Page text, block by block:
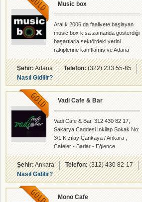
Music box
Aralık 2006 da faaliyete başlayan
music box kısa zamanda gösterdiği
başarılarla sektördeki yerini
rakiplerine kanıtlamış ve Adana
halkının gözde mekanları arasına
girmeyi başarmıştır. Gündüz 12.00
ile gece 03.00 saatleri arası hizmet
veren music box İki katlı Sahne/
Bar kısmı ve kafeterya kısmı
sayesinde aynı anda 600 kişiye
hizmet verebilmektedir. Perşembe
müzik bulunan music box açıldığı
günden buyana birçok
organizasyona ve konsere ev
sahipliği yaparak Adanada ilklere
imza at
Şehir:Adana Telefon:(322) 233 55-85
Nasıl Gidilir?
Vadi Cafe & Bar
Vadi Cafe & Bar, 312 430 82 17,
Sakarya Caddesi İnkilap Sokak No:
3/1 Kızılay Çankaya / Ankara ,
Cafeler - Barlar - Eğlence
Merkezleri - rehberalem.com
alanlarında faliyet gösteren
firmamızdır.
Şehir:Ankara Telefon:(312) 430 82-17
Nasıl Gidilir?
Mono Cafe